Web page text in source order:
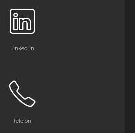
Linked in
Telefon